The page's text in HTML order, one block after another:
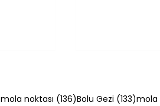
149 yazı
mola noktası (136)136 yazı
Bolu Gezi (133)133
mola